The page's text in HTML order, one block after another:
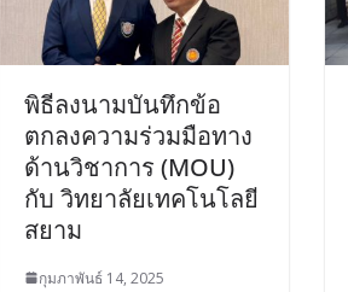
พิธีลงนามบันทึกข้อ
ตกลงความร่วมมือทาง
ด้านวิชาการ (MOU)
กับ วิทยาลัยเทคโนโลยี
สยาม
กุมภาพันธ์ 14, 2025